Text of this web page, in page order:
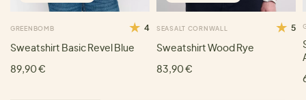
GREENBOMB 4
Sweatshirt Basic Revel Blue
89,90 €
SEASALT CORNWALL 5
Sweatshirt Wood Rye
83,90 €